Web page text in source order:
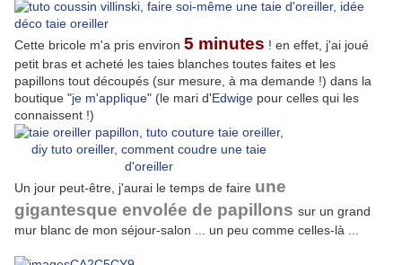
Cette bricole m'a pris environ 5 minutes ! en effet, j'ai joué
petit bras et acheté les taies blanches toutes faites et les
papillons tout découpés (sur mesure, à ma demande !) dans la
boutique "je m'applique" (le mari d'Edwige pour celles qui les
connaissent !)
Un jour peut-être, j'aurai le temps de faire une
gigantesque envolée de papillons sur un grand
mur blanc de mon séjour-salon ... un peu comme celles-là ...